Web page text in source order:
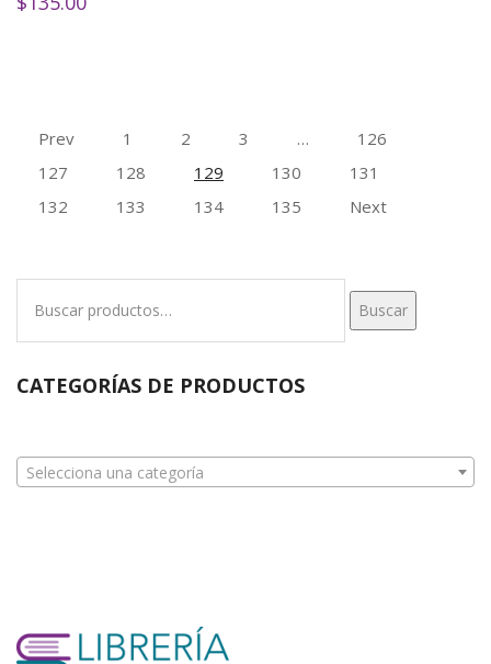
Prev 1 2 3 …
126
127
128 129 130
131
132
133 134 135 Next
Buscar
CATEGORÍAS DE PRODUCTOS
Selecciona una categoría